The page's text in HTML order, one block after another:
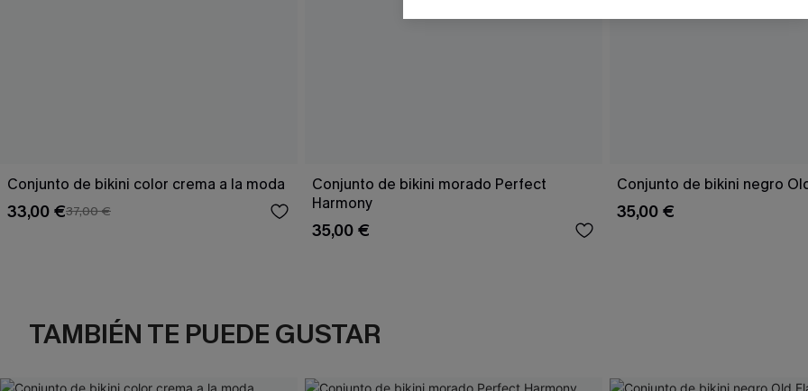
Conjunto de bikini color crema a la moda
33,00 €37,00 €
Conjunto de bikini morado Perfect
Harmony
35,00 €
Conjunto de bikini negro
35,00 €
TAMBIÉN TE PUEDE GUSTAR